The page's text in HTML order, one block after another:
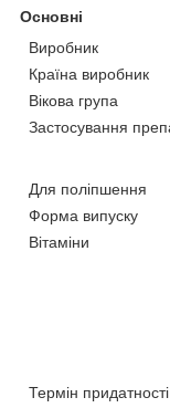
Основні
Виробник
Країна виробник
Вікова група
Застосування
Для поліпшення
Форма випуску
Вітаміни
Термін придатності